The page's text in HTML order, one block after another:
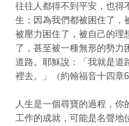
往往人都得不到平安，也得
生；因為我們都被困住了，
被壓力困住了，被自己的理
了，甚至被一種無形的勢力
道路。耶穌說：「我就是道
裡去。」（約翰福音十四章
人生是一個尋寶的過程，
工作的成就，可能是名聲地